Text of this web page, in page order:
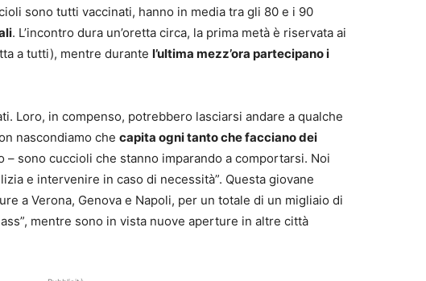
sono tutti vaccinati, hanno in media tra gli 80 e i 90
. L’incontro dura un’oretta circa, la prima metà è riservata ai
a tutti), mentre durante l’ultima mezz’ora partecipano i
Loro, in compenso, potrebbero lasciarsi andare a qualche
nascondiamo che capita ogni tanto che facciano dei
– sono cuccioli che stanno imparando a comportarsi. Noi
e intervenire in caso di necessità”. Questa giovane
a Verona, Genova e Napoli, per un totale di un migliaio di
mentre sono in vista nuove aperture in altre città